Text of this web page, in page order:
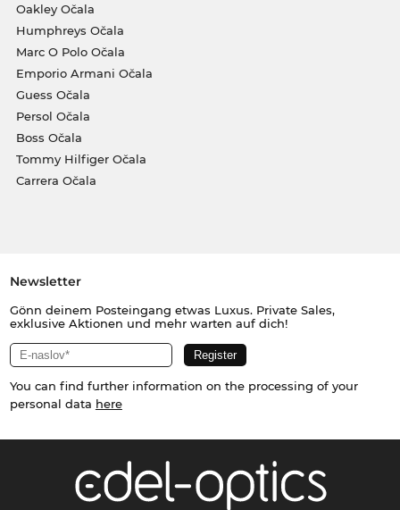
Oakley Očala
Humphreys Očala
Marc O Polo Očala
Emporio Armani Očala
Guess Očala
Persol Očala
Boss Očala
Tommy Hilfiger Očala
Carrera Očala
Newsletter
Gönn deinem Posteingang etwas Luxus. Private Sales,
exklusive Aktionen und mehr warten auf dich!
You can find further information on the processing of your
personal data here